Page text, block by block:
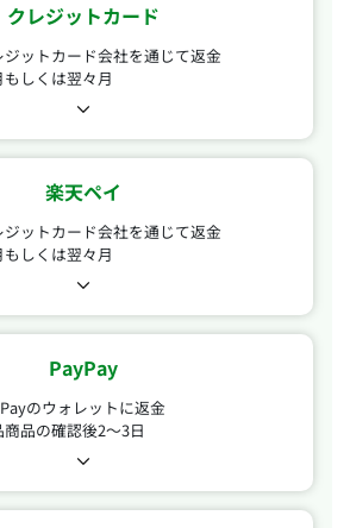
クレジットカード
ジットカード会社を通じて返金
もしくは翌々月
楽天ペイ
ジットカード会社を通じて返金
もしくは翌々月
PayPay
のウォレットに返金
商品の確認後2～3日